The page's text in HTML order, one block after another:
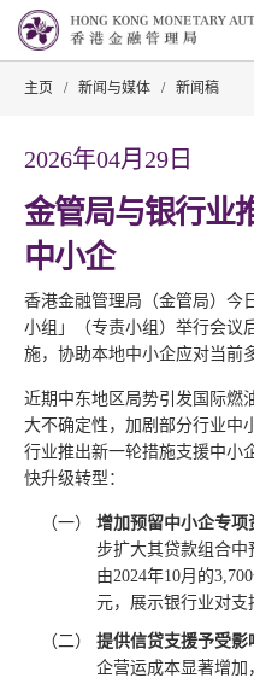
主页 / 新闻与媒体 / 新闻稿
2026年04月29日
金管局与银行业
中小企
香港金融管理局（金管局）今
小组」（专责小组）举行会议
施，协助本地中小企应对当前
近期中东地区局势引发国际燃
大不确定性，加剧部分行业中
行业推出新一轮措施支援中小
快升级转型：
增加预留中小企专项
步扩大其贷款组合中
由2024年10月的
元，展示银行业对支
提供信贷支援予受影
企营运成本显著增